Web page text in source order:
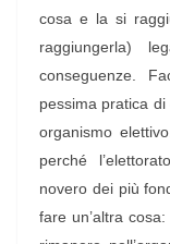
cosa e la si
raggiungerla)
conseguenze.
pessima pratica
organismo
perché
novero dei più
fare un’altra